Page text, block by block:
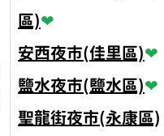
區)❤
安西夜市(佳里區)❤
鹽水夜市(鹽水區)❤
聖龍街夜市(永康區)